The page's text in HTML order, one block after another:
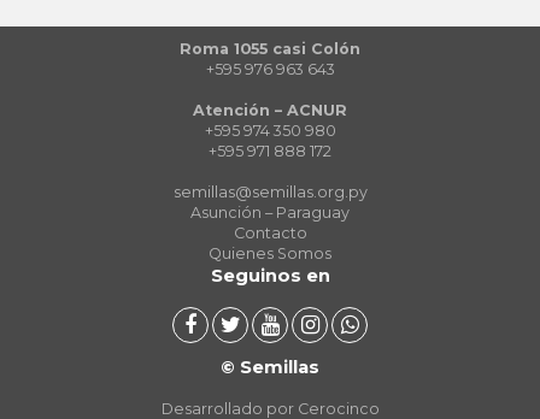
Roma 1055 casi Colón
+595 976 963 643
Atención – ACNUR
+595 974 350 980
+595 971 888 172
semillas@semillas.org.py
Asunción – Paraguay
Contacto
Quienes Somos
Seguinos en
© Semillas
Desarrollado por Cerocinco